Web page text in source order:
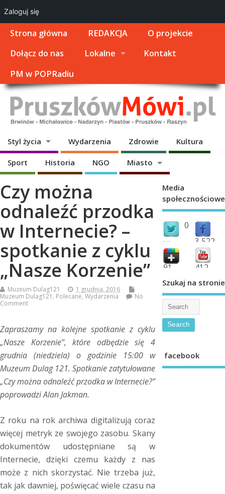
Strona główna REDAKCJA
O projekcie
Dołącz do nas
Lokalne
Kontakt
PM w POPRadiu
Styl życia Wydarzenia Zdrowie Kultura
Sport Historia NGO Miasto
Czy można
odnaleźć przodka
w Internecie? –
spotkanie z cyklu
„Nasze Korzenie”
Muzeum Dulag121
1 grudnia, 2016
Muzeum Dulag121 , Polecane, Wydarzenia
No
Comment
Zapraszamy na kolejne spotkanie z cyklu
„Nasze Korzenie”, które odbędzie się 4
grudnia (niedziela) o godzinie 15:00 w
Muzeum Dulag 121. Spotkanie zatytułowane
„Czy można odnaleźć przodka w Internecie?”
poprowadzi Alan Jakman.
Z roku na rok archiwa digitalizują coraz
więcej metryk ze swojego zasobu. Skany
dokumentów udostępniane są w
Internecie, dzięki czemu każdy z nas
może z nich skorzystać. Nie trzeba już,
tak jak dawniej, poświęcać wiele czasu na
Media
społecznościowe
0
followers 3,522
fans
91 412
Szukaj na stronie
facebook
Zaloguj się